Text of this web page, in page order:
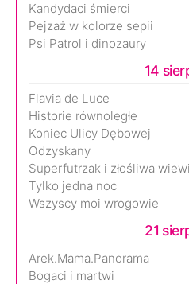
Kandydaci śmierci
Pejzaż w kolorze sepii
Psi Patrol i dinozaury
14
Flavia de Luce
Historie równoległe
Koniec Ulicy Dębowej
Odzyskany
Superfutrzak i złośliwa
Tylko jedna noc
Wszyscy moi wrogowie
21
Arek.Mama.Panorama
Bogaci i martwi